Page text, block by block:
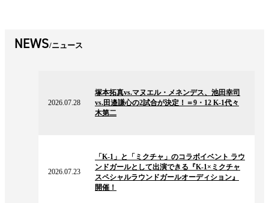
NEWS ニュース
2026.07.28
塚本拓真vs.マヌエル・メネンデス、池田幸司
vs.田邉謙心の2試合が決定！＝9・12 K-1代々
木第二
2026.07.23
「K-1」と「ミクチャ」のコラボイベント ラウ
ンドガールとして出演できる『K-1×ミクチャ
スペシャルラウンドガールオーディション』
開催！